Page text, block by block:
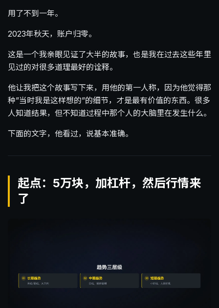
用了不到一年。
2023年秋天，账户归零。
这是一个我亲眼见证了大半的故事，也是我在过去这些年里
见过的对很多道理最好的诠释。
他让我把这个故事写下来，用他的第一人称，因为他觉得那
种”当时我是这样想的”的细节，才是最有价值的东西。很多
人知道结果，但不知道过程中那个人的大脑里在发生什么。
下面的文字，他看过，说基本准确。
起点：5万块，加杠杆，然后行情来
了